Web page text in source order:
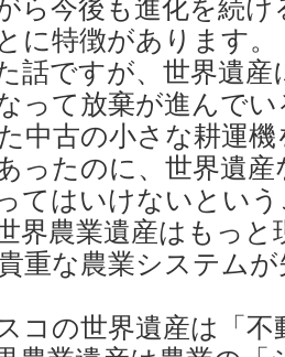
ら今後も進化を続
に特徴があります。
話ですが、世界遺産
って放棄が進んで
中古の小さな耕運
ったのに、世界遺
てはいけないとい
界農業遺産はもっと
重な農業システム
コの世界遺産は「不